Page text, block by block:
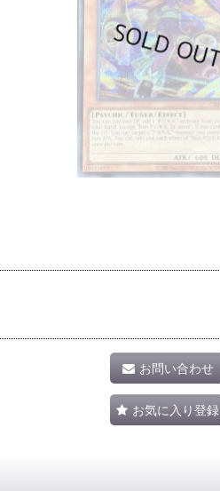
お問い合わせ
お気に入り登録